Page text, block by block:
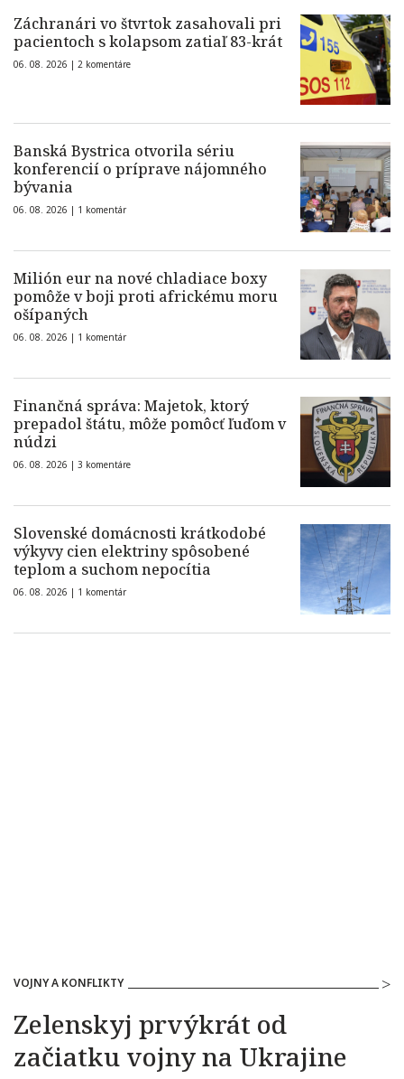
Záchranári vo štvrtok zasahovali pri
pacientoch s kolapsom zatiaľ 83-krát
06. 08. 2026 | 2 komentáre
Banská Bystrica otvorila sériu
konferencií o príprave nájomného
bývania
06. 08. 2026 | 1 komentár
Milión eur na nové chladiace boxy
pomôže v boji proti africkému moru
ošípaných
06. 08. 2026 | 1 komentár
Finančná správa: Majetok, ktorý
prepadol štátu, môže pomôcť ľuďom v
núdzi
06. 08. 2026 | 3 komentáre
Slovenské domácnosti krátkodobé
výkyvy cien elektriny spôsobené
teplom a suchom nepocítia
06. 08. 2026 | 1 komentár
VOJNY A KONFLIKTY
Zelenskyj prvýkrát od
začiatku vojny na Ukrajine